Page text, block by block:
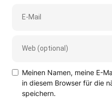
Meinen Namen, meine E-
in diesem Browser für die
speichern.